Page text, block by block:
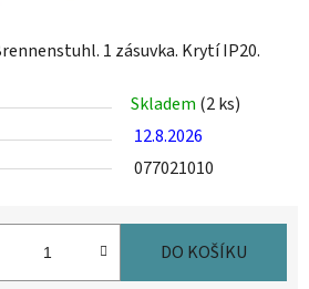
1 zásuvka. Krytí IP20.
Skladem (2 ks)
12.8.2026
077021010
DO KOŠÍKU